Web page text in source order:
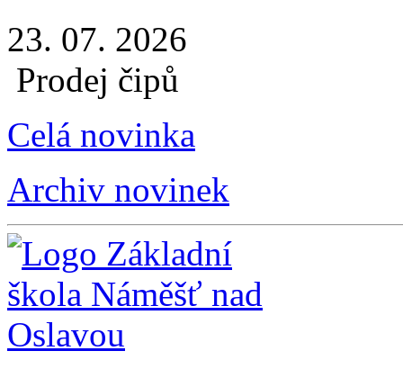
23. 07. 2026
Prodej čipů
Celá novinka
Archiv novinek